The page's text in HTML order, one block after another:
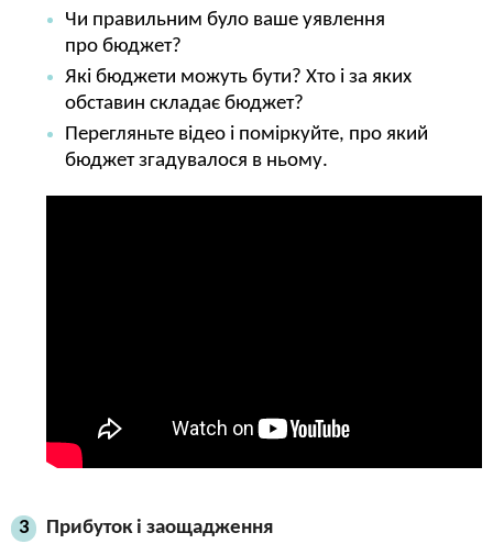
Чи правильним було ваше уявлення
про бюджет?
Які бюджети можуть бути? Хто і за яких
обставин складає бюджет?
Перегляньте відео і поміркуйте, про який
бюджет згадувалося в ньому.
3
Прибуток і заощадження